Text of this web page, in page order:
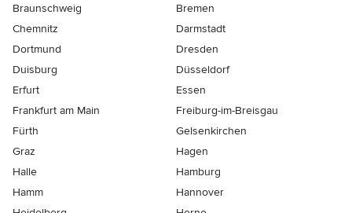
Braunschweig
Bremen
Chemnitz
Darmstadt
Dortmund
Dresden
Duisburg
Düsseldorf
Erfurt
Essen
Frankfurt am Main
Freiburg-im-Breisgau
Fürth
Gelsenkirchen
Graz
Hagen
Halle
Hamburg
Hamm
Hannover